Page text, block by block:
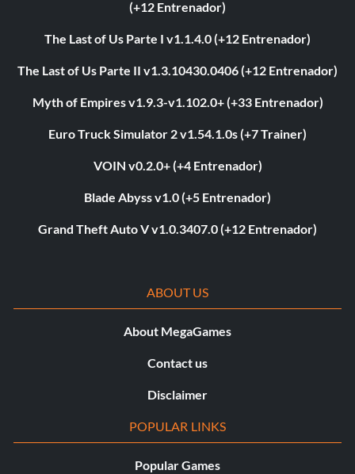
(+12 Entrenador)
The Last of Us Parte I v1.1.4.0 (+12 Entrenador)
The Last of Us Parte II v1.3.10430.0406 (+12 Entrenador)
Myth of Empires v1.9.3-v1.102.0+ (+33 Entrenador)
Euro Truck Simulator 2 v1.54.1.0s (+7 Trainer)
VOIN v0.2.0+ (+4 Entrenador)
Blade Abyss v1.0 (+5 Entrenador)
Grand Theft Auto V v1.0.3407.0 (+12 Entrenador)
ABOUT US
About MegaGames
Contact us
Disclaimer
POPULAR LINKS
Popular Games